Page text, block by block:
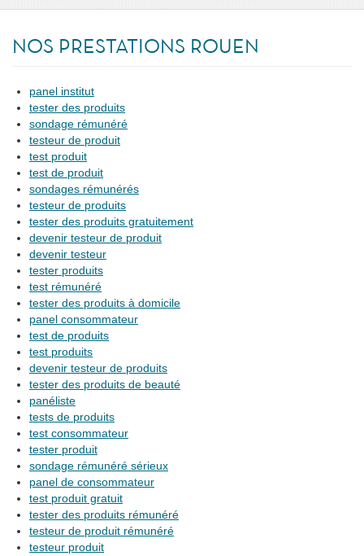
D'ARIANE
NOS PRESTATIONS ROUEN
panel institut
tester des produits
sondage rémunéré
testeur de produit
test produit
test de produit
sondages rémunérés
testeur de produits
tester des produits gratuitement
devenir testeur de produit
devenir testeur
tester produits
test rémunéré
tester des produits à domicile
panel consommateur
test de produits
test produits
devenir testeur de produits
tester des produits de beauté
panéliste
tests de produits
test consommateur
tester produit
sondage rémunéré sérieux
panel de consommateur
test produit gratuit
tester des produits rémunéré
testeur de produit rémunéré
testeur produit